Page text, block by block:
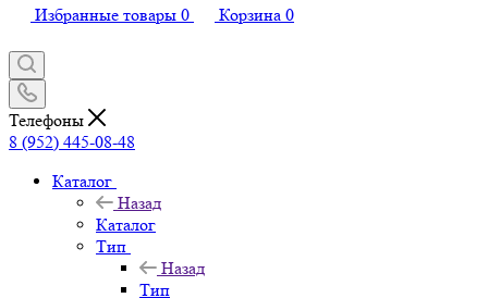
Избранные товары 0 Корзина 0
Телефоны
8 (952) 445-08-48
Каталог
Назад
Каталог
Тип
Назад
Тип